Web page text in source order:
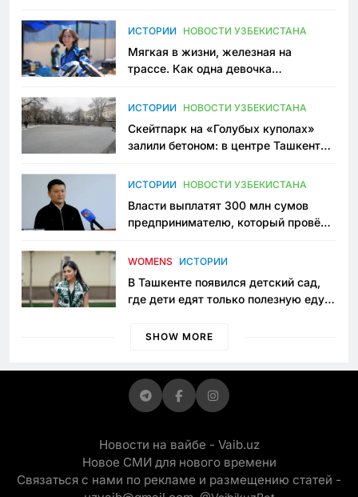
ИСТОРИИ НОВОСТИ УЗБЕКИСТАНА
Мягкая в жизни, железная на
трассе. Как одна девочка
Узбекистане
ИСТОРИИ НОВОСТИ УЗБЕКИСТАНА
Скейтпарк на «Голубых куполах»
залили бетоном: в центре Ташкента
пространство
ИСТОРИИ НОВОСТИ УЗБЕКИСТАНА
Власти выплатят 300 млн сумов
предпринимателю, который провёл
приговору
WOMENS ИСТОРИИ
В Ташкенте появился детский сад,
где дети едят только полезную еду.
просить «кашу без сахара»
SHOW MORE
Новости на вайбе - Vaib.uz
Новое СМИ для нового времени
Связаться с нами по рекламе и размещению статей -